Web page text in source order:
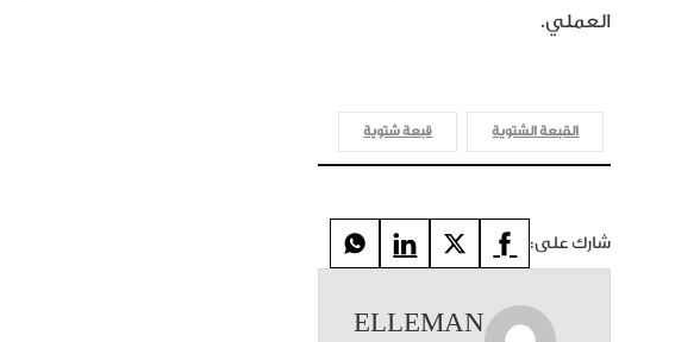
العملي.
القبعة الشتوية قبعة شتوية
شارك على:
ELLEMAN